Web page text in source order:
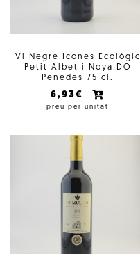
Vi Negre Icones Ecològic
Petit Albet i Noya DO
Penedès 75 cl.
6,93€
preu per unitat